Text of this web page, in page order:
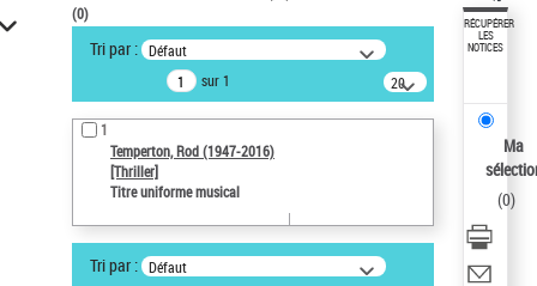
VOTRE RECHERCHE
Recherche avancée dans les
notices d’autorité
Œuvres liées à l'auteur :
Temperton, Rod (1947-2016)
Sauvegarder votre recherche
AFFINER
Type de notice d'autorité
(0)
Tri par : Défaut
sur 1
20
résultats/page
1
Temperton, Rod (1947-2016)
[Thriller]
Titre uniforme musical
Tri par : Défaut
RÉCUPÉRER
LES
NOTICES
Ma
(0)